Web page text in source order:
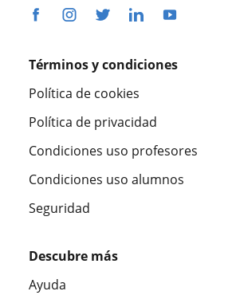
Términos y condiciones
Política de cookies
Política de privacidad
Condiciones uso profesores
Condiciones uso alumnos
Seguridad
Descubre más
Ayuda